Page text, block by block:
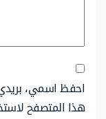
احفظ اسمي،
هذا المتصفح